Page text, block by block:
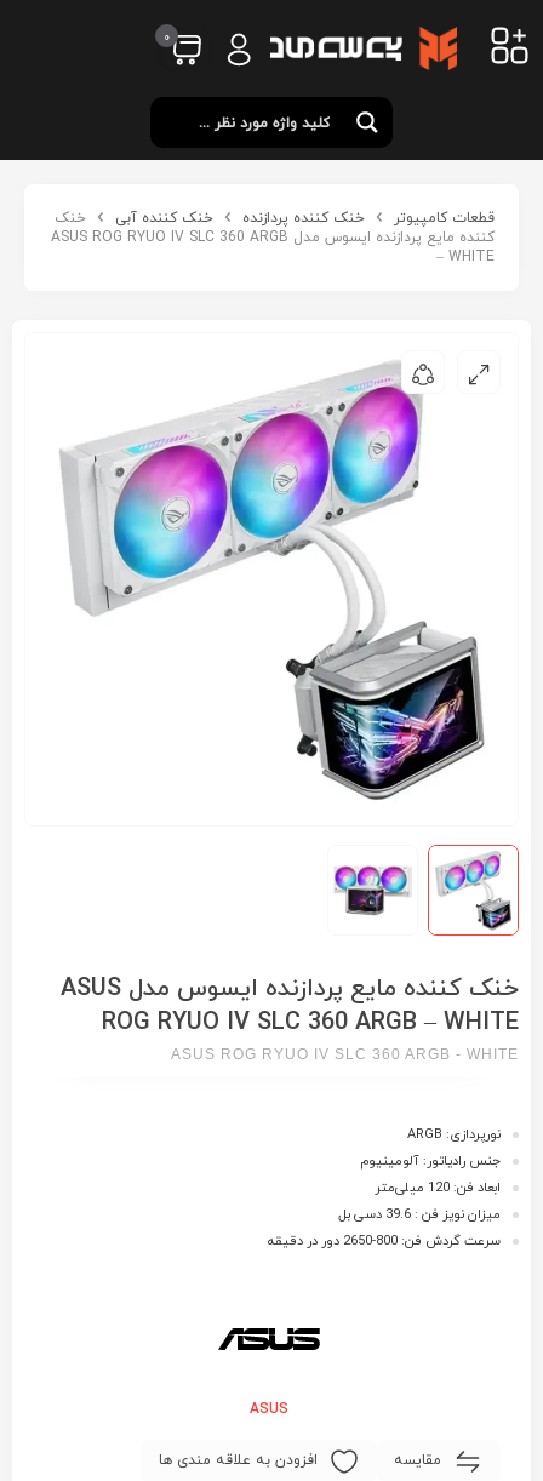
0
قطعات کامپیوتر خنک کننده پردازنده خنک کننده آبی
خنک
کننده مایع پردازنده ایسوس مدل ASUS ROG RYUO IV SLC 360 ARGB
– WHITE
خنک کننده مایع پردازنده ایسوس مدل ASUS
ROG RYUO IV SLC 360 ARGB – WHITE
ASUS ROG RYUO IV SLC 360 ARGB - WHITE
نورپردازی: ARGB
جنس رادیاتور: آلومینیوم
ابعاد فن: 120 میلی‌متر
میزان نویز فن : 39.6 دسی بل
سرعت گردش فن: 800-2650 دور در دقیقه
ASUS
مقایسه افزودن به علاقه مندی ها